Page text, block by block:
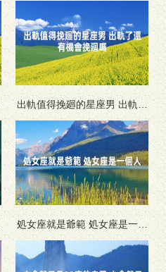
出軌值得挽廻的星座男 出軌了
還有機會挽廻嗎
処女座就是爺範 処女座是一個
人